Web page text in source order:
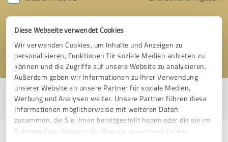
Diese Webseite verwendet Cookies
Wir verwenden Cookies, um Inhalte und Anzeigen zu
personalisieren, Funktionen für soziale Medien anbieten zu
können und die Zugriffe auf unsere Website zu analysieren.
Außerdem geben wir Informationen zu Ihrer Verwendung
unserer Website an unsere Partner für soziale Medien,
Werbung und Analysen weiter. Unsere Partner führen diese
Informationen möglicherweise mit weiteren Daten
zusammen, die Sie ihnen bereitgestellt haben oder die sie im
Rahmen Ihrer Nutzung der Dienste gesammelt haben.
Nachricht senden
Ich stimme den Datenschutzbestimmungenzu.
Profil aktiv seit 15.07.2020 |Letzte Aktualisierung: 20.04.2023|Profil
melden